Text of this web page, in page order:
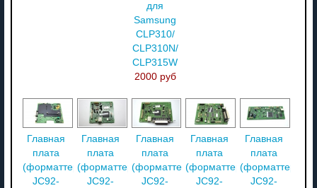
для
Samsung
CLP310/
CLP310N/
CLP315W
2000 руб
Главная
плата
(форматтер)
JC92-
Главная
плата
(форматтер)
JC92-
Главная
плата
(форматтер)
JC92-
Главная
плата
(форматтер)
JC92-
Главная
плата
(форматтер)
JC92-